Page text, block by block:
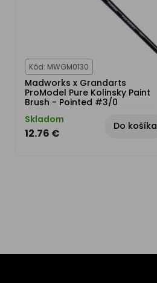
Kód: MWGM0130
Madworks x Grandarts
ProModel Pure Kolinsky Paint
Brush - Pointed #3/0
Skladom
12.76 €
Do košíka